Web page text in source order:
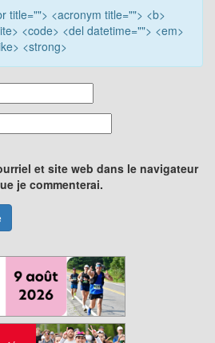
title=""> <acronym title=""> <b>
<code> <del datetime=""> <em>
<strong>
et site web dans le navigateur
je commenterai.